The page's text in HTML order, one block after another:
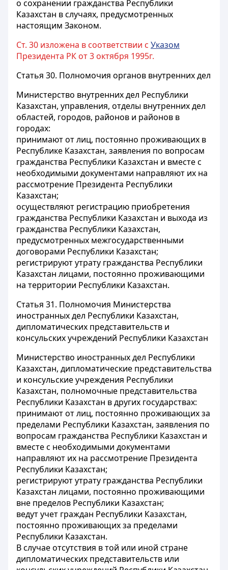
о сохранении гражданства Республики
Казахстан в случаях, предусмотренных
настоящим Законом.
Ст. 30 изложена в соответствии с Указом
Президента РК от 3 октября 1995г.
Статья 30. Полномочия органов внутренних дел
Министерство внутренних дел Республики
Казахстан, управления, отделы внутренних дел
областей, городов, районов и районов в
городах:
принимают от лиц, постоянно проживающих в
Республике Казахстан, заявления по вопросам
гражданства Республики Казахстан и вместе с
необходимыми документами направляют их на
рассмотрение Президента Республики
Казахстан;
осуществляют регистрацию приобретения
гражданства Республики Казахстан и выхода из
гражданства Республики Казахстан,
предусмотренных межгосударственными
договорами Республики Казахстан;
регистрируют утрату гражданства Республики
Казахстан лицами, постоянно проживающими
на территории Республики Казахстан.
Статья 31. Полномочия Министерства
иностранных дел Республики Казахстан,
дипломатических представительств и
консульских учреждений Республики Казахстан
Министерство иностранных дел Республики
Казахстан, дипломатические представительства
и консульские учреждения Республики
Казахстан, полномочные представительства
Республики Казахстан в других государствах:
принимают от лиц, постоянно проживающих за
пределами Республики Казахстан, заявления по
вопросам гражданства Республики Казахстан и
вместе с необходимыми документами
направляют их на рассмотрение Президента
Республики Казахстан;
регистрируют утрату гражданства Республики
Казахстан лицами, постоянно проживающими
вне пределов Республики Казахстан;
ведут учет граждан Республики Казахстан,
постоянно проживающих за пределами
Республики Казахстан.
В случае отсутствия в той или иной стране
дипломатических представительств или